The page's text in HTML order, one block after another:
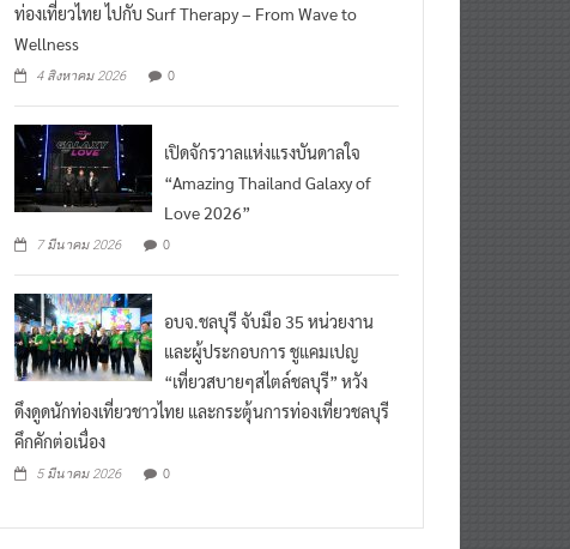
ท่องเที่ยวไทย ไปกับ Surf Therapy – From Wave to
Wellness
4 สิงหาคม 2026 0
เปิดจักรวาลแห่งแรงบันดาลใจ
“Amazing Thailand Galaxy of
Love 2026”
7 มีนาคม 2026 0
อบจ.ชลบุรี จับมือ 35 หน่วยงาน
และผู้ประกอบการ ชูแคมเปญ
“เที่ยวสบายๆสไตล์ชลบุรี” หวัง
ดึงดูดนักท่องเที่ยวชาวไทย และกระตุ้นการท่องเที่ยวชลบุรี
คึกคักต่อเนื่อง
5 มีนาคม 2026 0